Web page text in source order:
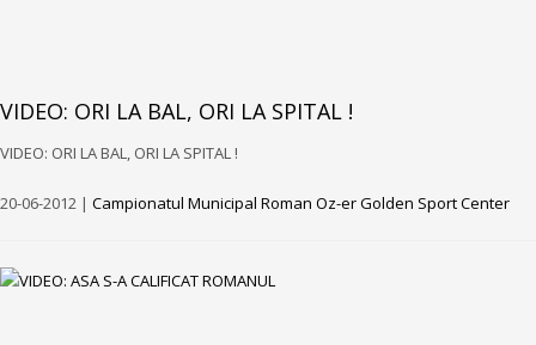
VIDEO: ORI LA BAL, ORI LA SPITAL !
VIDEO: ORI LA BAL, ORI LA SPITAL !
20-06-2012 | Campionatul Municipal Roman Oz-er Golden Sport Center